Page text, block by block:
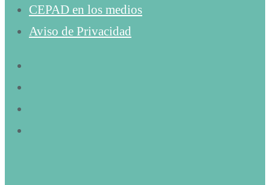
CEPAD en los medios
Aviso de Privacidad